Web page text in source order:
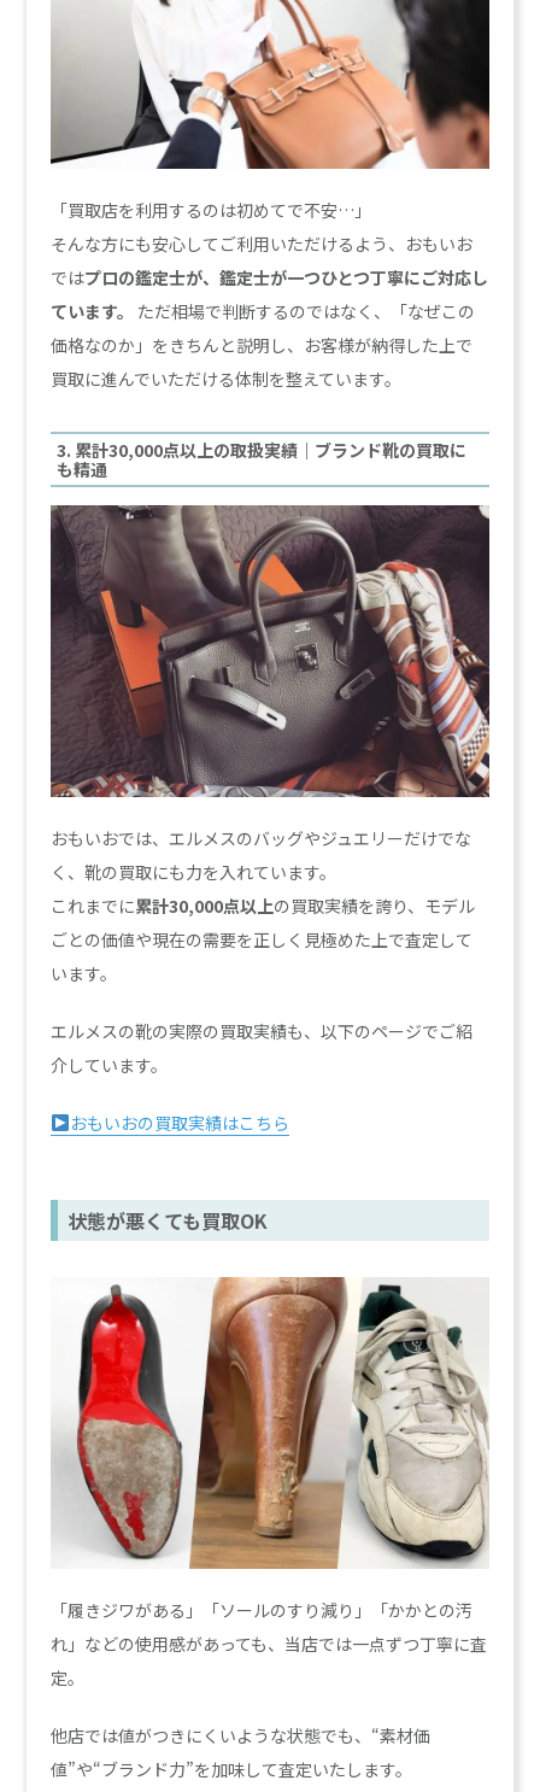
「買取店を利用するのは初めてで不安…」
そんな方にも安心してご利用いただけるよう、おもいお
ではプロの鑑定士が、鑑定士が一つひとつ丁寧にご対応し
ています。
ただ相場で判断するのではなく、「なぜこの
価格なのか」をきちんと説明し、お客様が納得した上で
買取に進んでいただける体制を整えています。
3. 累計30,000点以上の取扱実績｜ブランド靴の買取に
も精通
おもいおでは、エルメスのバッグやジュエリーだけでな
く、靴の買取にも力を入れています。
これまでに累計30,000点以上の買取実績を誇り、モデル
ごとの価値や現在の需要を正しく見極めた上で査定して
います。
エルメスの靴の実際の買取実績も、以下のページでご紹
介しています。
おもいおの買取実績はこちら
状態が悪くても買取OK
「履きジワがある」「ソールのすり減り」「かかとの汚
れ」などの使用感があっても、当店では一点ずつ丁寧に査
定。
他店では値がつきにくいような状態でも、“素材価
値”や“ブランド力”を加味して査定いたします。